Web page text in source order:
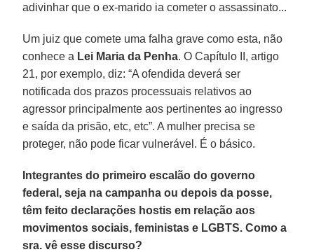
adivinhar que o ex-marido ia cometer o assassinato...
Um juiz que comete uma falha grave como esta, não
conhece a Lei Maria da Penha. O Capítulo II, artigo
21, por exemplo, diz: “A ofendida deverá ser
notificada dos prazos processuais relativos ao
agressor principalmente aos pertinentes ao ingresso
e saída da prisão, etc, etc”. A mulher precisa se
proteger, não pode ficar vulnerável. É o básico.
Integrantes do primeiro escalão do governo
federal, seja na campanha ou depois da posse,
têm feito declarações hostis em relação aos
movimentos sociais, feministas e LGBTS. Como a
sra. vê esse discurso?